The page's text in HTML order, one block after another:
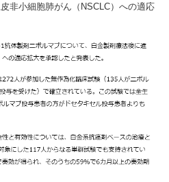
非小細胞肺がん（NSCLC）への適応